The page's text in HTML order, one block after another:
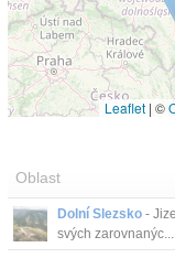
Leaflet | ©
Oblast
Dolní Slezsko -
svých zarovnanýc...